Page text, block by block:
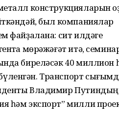
конструкцияларын
был компаниялар
файҙалана: сит илдәге
мөрәжәғәт итә,
биреләсәк 40 миллион
Транспорт
Владимир
һәм экспорт” милли